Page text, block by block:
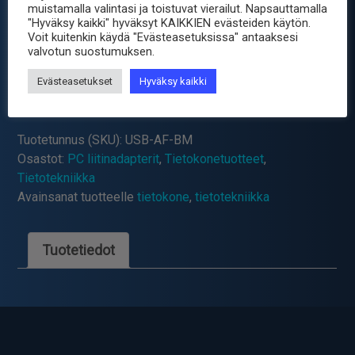
sis. ALV25.5%
Toimitus 2-4 arkipäivää valmistajalta
-
USB
NAARAS
B-
UROS
määrä
+
Tuotetunnus (SKU):USB-AF-BM
Osastot: PC liitinadapterit,Tietokonetuotteet,
Tietotekniikka
Avainsanat tuotteelletietokone,tietotekniikka
Tuotetiedot
muistamalla valintasi ja toistuvat vierailut. Napsauttamalla
"Hyväksy kaikki" hyväksyt KAIKKIEN evästeiden käytön.
Voit kuitenkin käydä "Evästeasetuksissa" antaaksesi
valvotun suostumuksen.
Evästeasetukset Hyväksy kaikki